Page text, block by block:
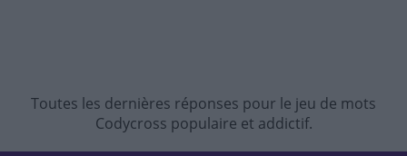
Toutes les dernières réponses pour le jeu de mots
Codycross populaire et addictif.